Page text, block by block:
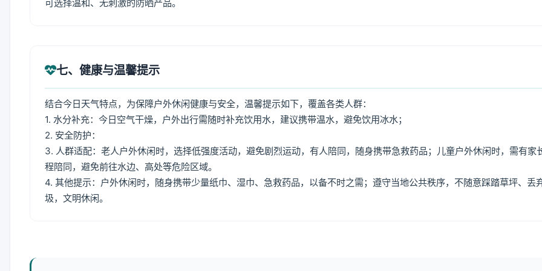
可选择温和、无刺激的防晒产品。
七、健康与温馨提示
结合今日天气特点，为保障户外休闲健康与安全，温馨提示如下，覆盖各类人群：
1. 水分补充：今日空气干燥，户外出行需随时补充饮用水，建议携带温水，避免饮用冰水；
2. 安全防护：
3. 人群适配：老人户外休闲时，选择低强度活动，避免剧烈运动，有人陪同，随身携带急救药品；儿童户外休闲时，需有家
程陪同，避免前往水边、高处等危险区域。
4. 其他提示：户外休闲时，随身携带少量纸巾、湿巾、急救药品，以备不时之需；遵守当地公共秩序，不随意踩踏草坪、丢
圾，文明休闲。